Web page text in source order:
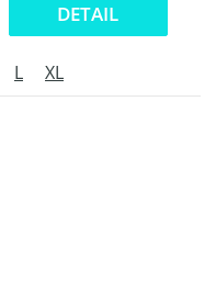
DETAIL
L XL